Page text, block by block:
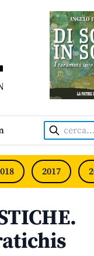
•
Cerca:
2017